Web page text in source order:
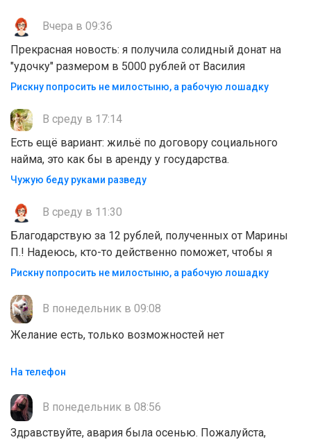
Вчера в 09:36
Прекрасная новость: я получила солидный донат на
"удочку" размером в 5000 рублей от Василия
Рискну попросить не милостыню, а рабочую лошадку
В среду в 17:14
Есть ещё вариант: жильё по договору социального
найма, это как бы в аренду у государства.
Чужую беду руками разведу
В среду в 11:30
Благодарствую за 12 рублей, полученных от Марины
П.! Надеюсь, кто-то действенно поможет, чтобы я
Рискну попросить не милостыню, а рабочую лошадку
В понедельник в 09:08
Желание есть, только возможностей нет
На телефон
В понедельник в 08:56
Здравствуйте, авария была осенью. Пожалуйста,